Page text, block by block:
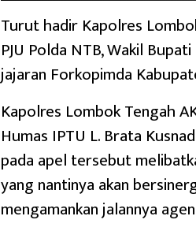
Turut hadir Kapolres
PJU Polda NTB, Wakil
jajaran Forkopimda
Kapolres Lombok Tengah
Humas IPTU L. Brata
pada apel tersebut
yang nantinya akan
mengamankan jalannya